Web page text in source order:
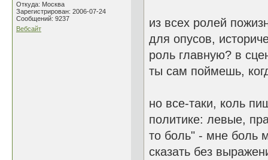
Откуда: Москва
Зарегистрирован: 2006-07-24
Сообщений: 9237
Вебсайт
из всех ролей
для опусов,
роль главную? в
ты сам поймешь,
но все-таки, коль
политике: левые,
то боль" - мне боль
сказать без